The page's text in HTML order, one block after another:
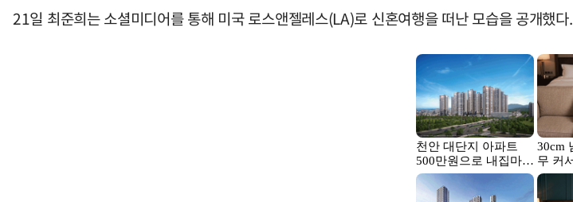
21일 최준희는 소셜미디어를 통해 미국 로스앤젤레스(LA)로 신혼여행을 떠난 모습을 공개했다.